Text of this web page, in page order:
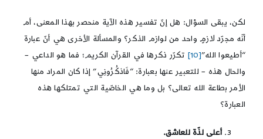
لكن، يبقى السؤال: هل إنّ تفسير هذه الآية منحصر بهذا المعنى، أم
أنّه مجرّد لازمٍ واحد من لوازم الذكر؟ والمسألة الأخرى هي أنّ عبارة
“أطيعوا الله”[10]
تكرّر ذكرها في القرآن الكريم؛ فما هو الداعي –
والحال هذه – للتعبير عنها بعبارة: “فَاذكُرُونِي” إذا كان المراد منها
الأمر بطاعة الله تعالى؟ بل وما هي الخاصّية التي تمتلكها هذه
العبارة؟
أعلى لذّة للعاشق.